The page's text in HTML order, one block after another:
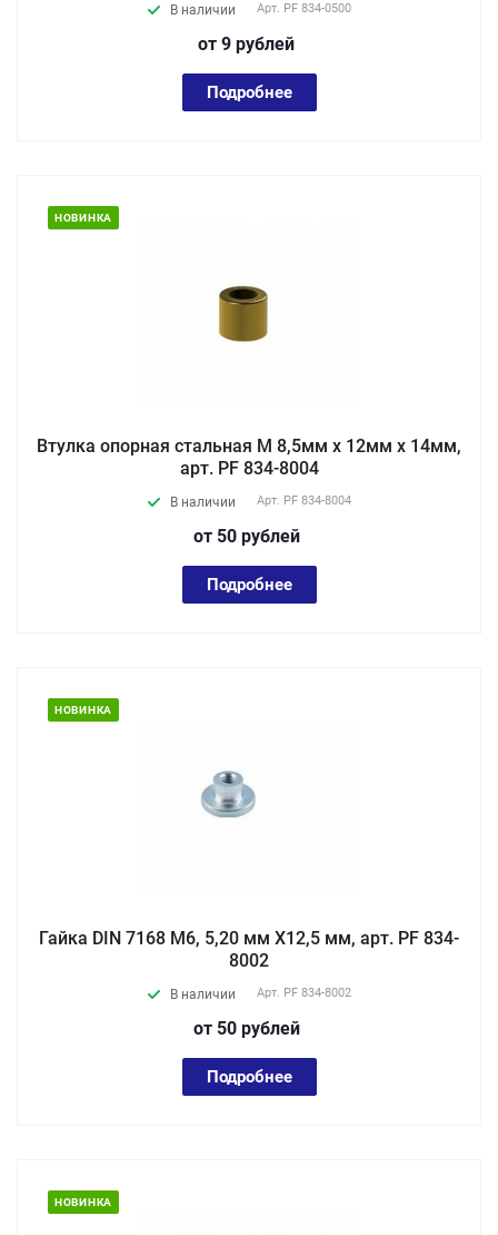
В наличии Арт. PF 834-0500
от 9 рублей
Подробнее
НОВИНКА
Втулка опорная стальная М 8,5мм х 12мм х 14мм,
арт. PF 834-8004
В наличии Арт. PF 834-8004
от 50 рублей
Подробнее
НОВИНКА
Гайка DIN 7168 М6, 5,20 мм X12,5 мм, арт. PF 834-
8002
В наличии Арт. PF 834-8002
от 50 рублей
Подробнее
НОВИНКА